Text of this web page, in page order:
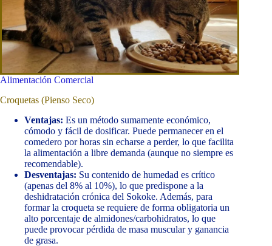
Alimentación Comercial
Croquetas (Pienso Seco)
Ventajas: Es un método sumamente económico,
cómodo y fácil de dosificar. Puede permanecer en el
comedero por horas sin echarse a perder, lo que facilita
la alimentación a libre demanda (aunque no siempre es
recomendable).
Desventajas: Su contenido de humedad es crítico
(apenas del 8% al 10%), lo que predispone a la
deshidratación crónica del Sokoke. Además, para
formar la croqueta se requiere de forma obligatoria un
alto porcentaje de almidones/carbohidratos, lo que
puede provocar pérdida de masa muscular y ganancia
de grasa.